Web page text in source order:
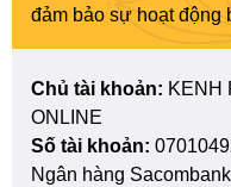
đảm bảo sự hoạt động
Chủ tài khoản: KENH
ONLINE
Số tài khoản:
Ngân hàng